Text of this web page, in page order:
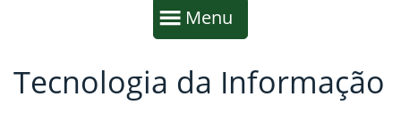
Mostrar
Menu
Fim da navegação
Início do conteúdo
Tecnologia da Informação